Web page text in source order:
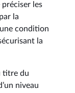
préciser les
la
condition
la
titre du
niveau